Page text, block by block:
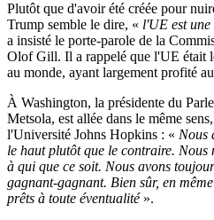
Plutôt que d'avoir été créée pour
Trump semble le dire, « l'UE est
a insisté le porte-parole de la
Olof Gill. Il a rappelé que l'UE était
au monde, ayant largement profité
À Washington, la présidente du
Metsola, est allée dans le même
l'Université Johns Hopkins : « Nous
le haut plutôt que le contraire.
à qui que ce soit. Nous avons
gagnant-gagnant. Bien sûr, en
prêts à toute éventualité ».